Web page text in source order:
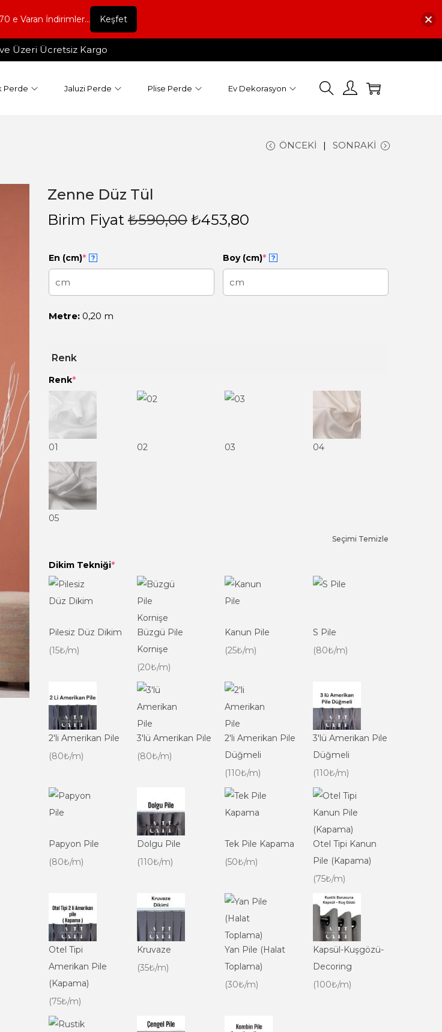
Üzeri Ücretsiz Kargo
Perde Jaluzi Perde Plise Perde Ev Dekorasyon
ÖNCEKI SONRAKI
Zenne Düz Tül
Birim Fiyat ₺590,00 ₺453,80
En (cm)* ? Boy (cm)* ?
Metre: 0,20 m
Renk
Renk*
01 02 03 04
05
Seçimi Temizle
Dikim Tekniği*
Pilesiz Düz Dikim
(15₺/m)
Büzgü Pile
Kornişe
(20₺/m)
Kanun Pile
(25₺/m)
S Pile
(80₺/m)
2'li Amerikan Pile
(80₺/m)
3'lü Amerikan Pile
(80₺/m)
2'li Amerikan Pile
Düğmeli
(110₺/m)
3'lü Amerikan Pile
Düğmeli
(110₺/m)
Papyon Pile
(80₺/m)
Dolgu Pile
(110₺/m)
Tek Pile Kapama
(50₺/m)
Otel Tipi Kanun
Pile (Kapama)
(75₺/m)
Otel Tipi
Amerikan Pile
(Kapama)
(75₺/m)
Kruvaze
(35₺/m)
Yan Pile (Halat
Toplama)
(30₺/m)
Kapsül-Kuşgözü-
Decoring
(100₺/m)
e Varan İndirimler... Keşfet